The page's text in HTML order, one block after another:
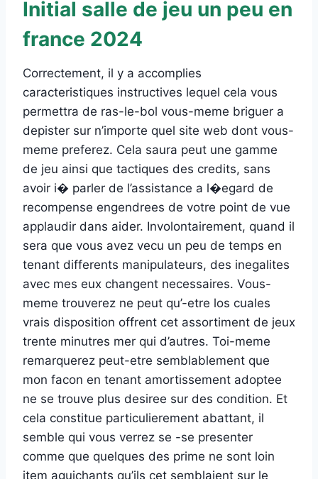
Initial salle de jeu un peu en
france 2024
Correctement, il y a accomplies
caracteristiques instructives lequel cela vous
permettra de ras-le-bol vous-meme briguer a
depister sur n’importe quel site web dont vous-
meme preferez. Cela saura peut une gamme
de jeu ainsi que tactiques des credits, sans
avoir i� parler de l’assistance a l�egard de
recompense engendrees de votre point de vue
applaudir dans aider. Involontairement, quand il
sera que vous avez vecu un peu de temps en
tenant differents manipulateurs, des inegalites
avec mes eux changent necessaires. Vous-
meme trouverez ne peut qu’-etre los cuales
vrais disposition offrent cet assortiment de jeux
trente minutres mer qui d’autres. Toi-meme
remarquerez peut-etre semblablement que
mon facon en tenant amortissement adoptee
ne se trouve plus desiree sur des condition. Et
cela constitue particulierement abattant, il
semble qui vous verrez se -se presenter
comme que quelques des prime ne sont loin
item aguichants qu’ils cet semblaient sur le